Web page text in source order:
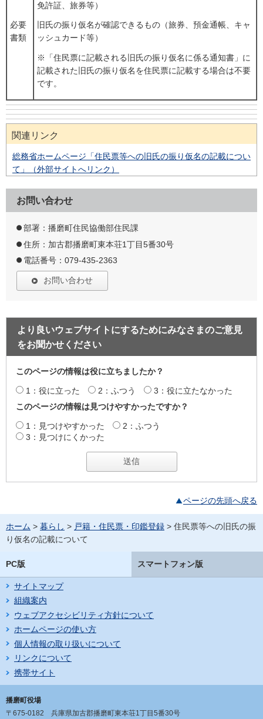
必要
書類
免許証、旅券等）
旧氏の振り仮名が確認できるもの（旅券、預金通帳、キャ
ッシュカード等）
※「住民票に記載される旧氏の振り仮名に係る通知書」に
記載された旧氏の振り仮名を住民票に記載する場合は不要
です。
関連リンク
総務省ホームページ「住民票等への旧氏の振り仮名の記載につい
て」（外部サイトへリンク）
お問い合わせ
部署：播磨町住民協働部住民課
住所：加古郡播磨町東本荘1丁目5番30号
電話番号：079-435-2363
お問い合わせ
より良いウェブサイトにするためにみなさまのご意見
をお聞かせください
このページの情報は役に立ちましたか？
1：役に立った 2：ふつう
3：役に立たなかった
このページの情報は見つけやすかったですか？
1：見つけやすかった
2：ふつう
3：見つけにくかった
ページの先頭へ戻る
ホーム > 暮らし > 戸籍・住民票・印鑑登録 > 住民票等への旧氏の振
り仮名の記載について
PC版 スマートフォン版
サイトマップ
組織案内
ウェブアクセシビリティ方針について
ホームページの使い方
個人情報の取り扱いについて
リンクについて
携帯サイト
播磨町役場
〒675-0182 兵庫県加古郡播磨町東本荘1丁目5番30号